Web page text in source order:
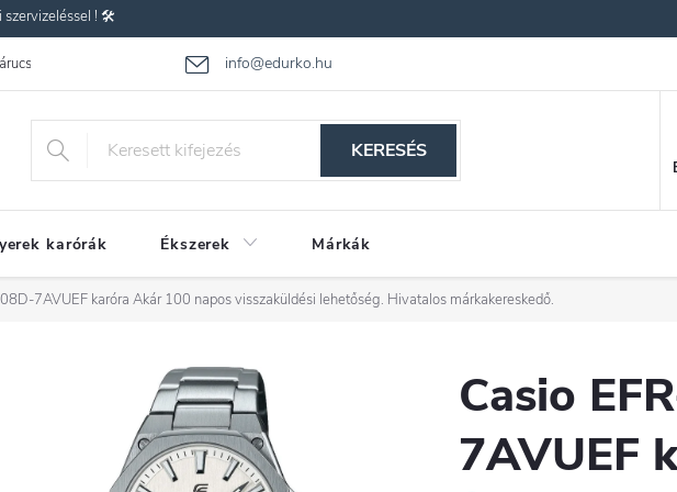
szervizeléssel ! 🛠️
info@edurko.hu
Gyakran ismételt kérdések
KERESÉS
karórák Ékszerek Márkák
7AVUEF karóra Akár 100 napos visszaküldési lehetőség. Hivatalos márkakereskedő.
Casio
7AVUEF